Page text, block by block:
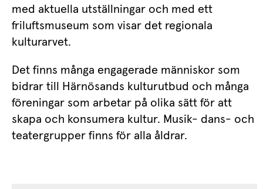
med aktuella utställningar och med ett
friluftsmuseum som visar det regionala
kulturarvet.
Det finns många engagerade människor som
bidrar till Härnösands kulturutbud och många
föreningar som arbetar på olika sätt för att
skapa och konsumera kultur. Musik- dans- och
teatergrupper finns för alla åldrar.